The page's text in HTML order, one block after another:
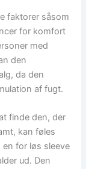
faktorer såsom
for komfort
med
den
da den
af fugt.
finde den, der
kan føles
for løs sleeve
ud. Den